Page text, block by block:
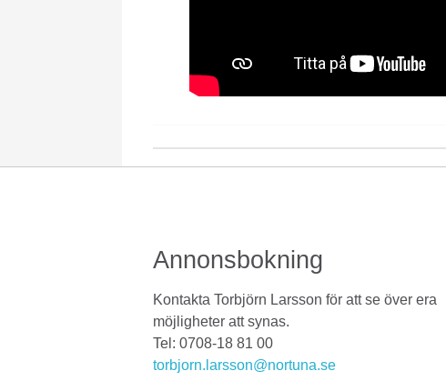
Annonsbokning
Kontakta Torbjörn Larsson för att se över era
möjligheter att synas.
Tel: 0708-18 81 00
torbjorn.larsson@nortuna.se